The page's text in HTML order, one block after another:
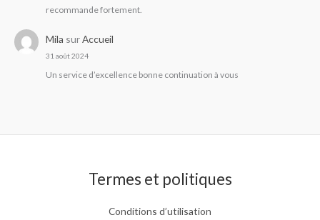
recommande fortement.
Mila surAccueil
31 août 2024
Un service d’excellence bonne continuation à vous
Termes et politiques
Conditions d’utilisation